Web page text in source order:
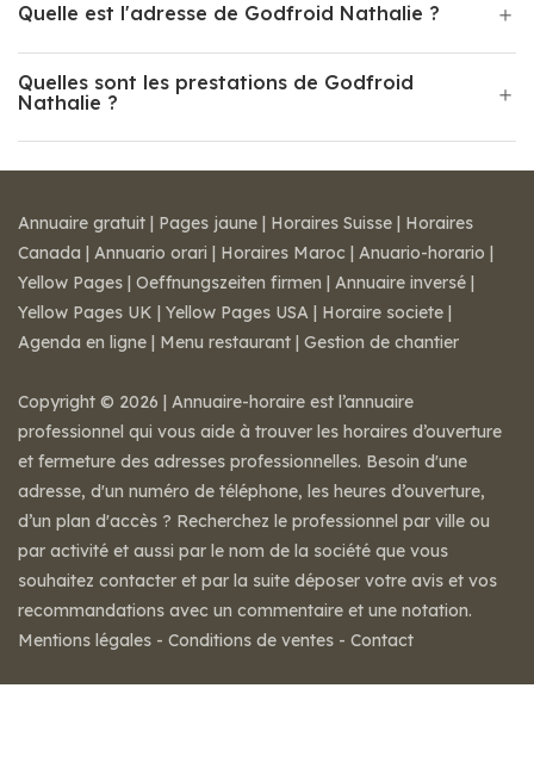
Quelle est l'adresse de Godfroid Nathalie ?
Quelles sont les prestations de Godfroid
Nathalie ?
Annuaire gratuit | Pages jaune | Horaires Suisse | Horaires
Canada | Annuario orari | Horaires Maroc | Anuario-horario |
Yellow Pages | Oeffnungszeiten firmen | Annuaire inversé |
Yellow Pages UK | Yellow Pages USA | Horaire societe |
Agenda en ligne | Menu restaurant | Gestion de chantier
Copyright © 2026 | Annuaire-horaire est l’annuaire
professionnel qui vous aide à trouver les horaires d’ouverture
et fermeture des adresses professionnelles. Besoin d'une
adresse, d'un numéro de téléphone, les heures d’ouverture,
d’un plan d'accès ? Recherchez le professionnel par ville ou
par activité et aussi par le nom de la société que vous
souhaitez contacter et par la suite déposer votre avis et vos
recommandations avec un commentaire et une notation.
Mentions légales - Conditions de ventes - Contact